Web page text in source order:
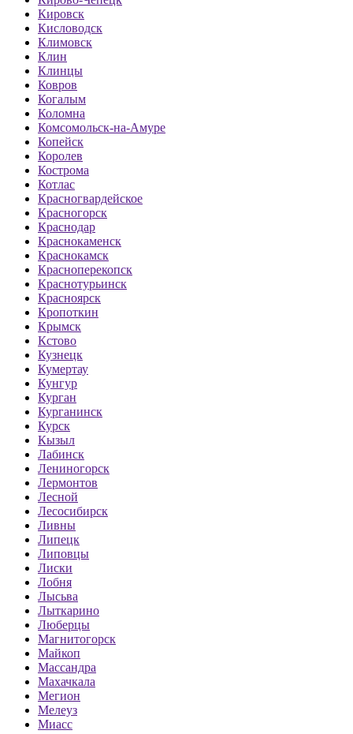
Кировск
Кисловодск
Климовск
Клин
Клинцы
Ковров
Когалым
Коломна
Комсомольск-на-Амуре
Копейск
Королев
Кострома
Котлас
Красногвардейское
Красногорск
Краснодар
Краснокаменск
Краснокамск
Красноперекопск
Краснотурьинск
Красноярск
Кропоткин
Крымск
Кстово
Кузнецк
Кумертау
Кунгур
Курган
Курганинск
Курск
Кызыл
Лабинск
Лениногорск
Лермонтов
Лесной
Лесосибирск
Ливны
Липецк
Липовцы
Лиски
Лобня
Лысьва
Лыткарино
Люберцы
Магнитогорск
Майкоп
Массандра
Махачкала
Мегион
Мелеуз
Миасс